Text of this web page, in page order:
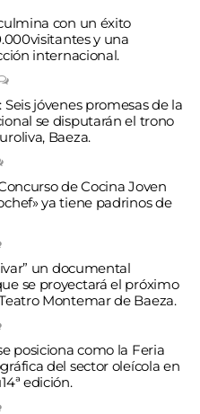
con un éxito
y una
internacional.
jóvenes promesas de la
se disputarán el trono
Baeza.
de Cocina Joven
ya tiene padrinos de
un documental
se proyectará el próximo
Montemar de Baeza.
posiciona como la Feria
del sector oleícola en
edición.